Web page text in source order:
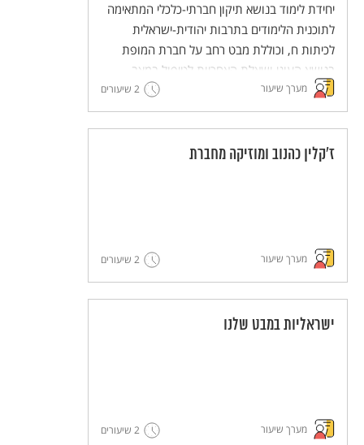
יחידת לימוד בנושא תיקון חברתי-כלכלי המתאימה
לתוכנית הלימודים בתרבות יהודית-ישראלית
לכיתות ח, וכוללת מבט רחב על חברת המופת
בנושא העוני ושאלת האחריות לטיפול במצב.
מערך שיעור 2 שיעורים
ז'קלין כהנוב ומוזיקה מחברת
מערך שיעור 2 שיעורים
ישראליות במבט שלנו
מערך שיעור 2 שיעורים